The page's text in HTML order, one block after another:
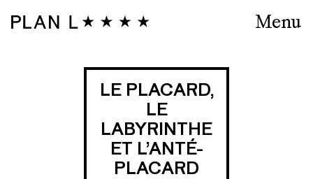
Menu
LE PLACARD,
LE
LABYRINTHE
ET L’ANTÉ-
PLACARD